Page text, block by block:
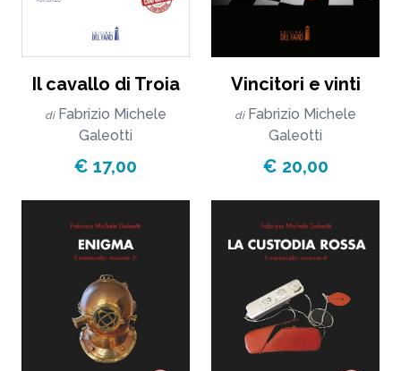
Il cavallo di Troia
di Fabrizio Michele
Galeotti
€ 17,00
Vincitori e vinti
di Fabrizio Michele
Galeotti
€ 20,00